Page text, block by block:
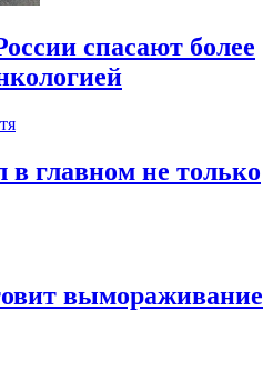
спасают более
в главном не только
вымораживание